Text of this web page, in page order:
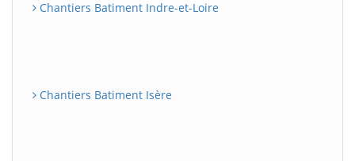
Chantiers Batiment Indre-et-Loire
Chantiers Batiment Isère